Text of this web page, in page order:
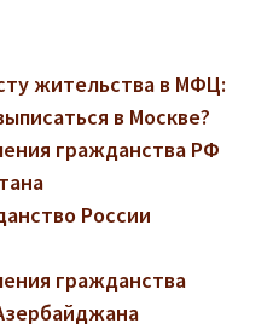
жительства в МФЦ:
в Москве?
гражданства РФ
России
гражданства